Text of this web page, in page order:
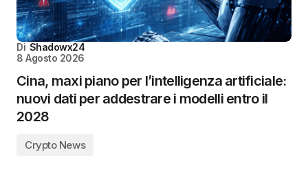
Di Shadowx24
8 Agosto 2026
Cina, maxi piano per l’intelligenza artificiale:
nuovi dati per addestrare i modelli entro il
2028
Crypto News